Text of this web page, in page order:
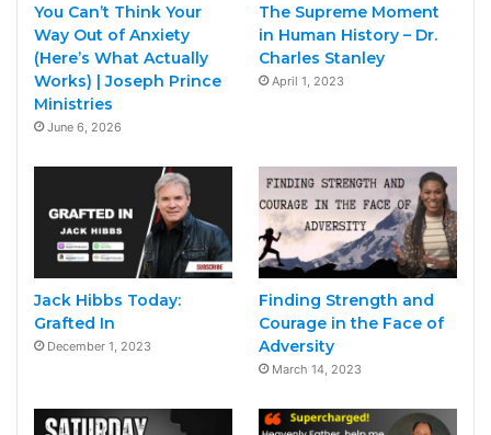
You Can’t Think Your
Way Out of Anxiety
(Here’s What Actually
Works) | Joseph Prince
Ministries
June 6, 2026
The Supreme Moment
in Human History – Dr.
Charles Stanley
April 1, 2023
Jack Hibbs Today:
Grafted In
December 1, 2023
Finding Strength and
Courage in the Face of
Adversity
March 14, 2023